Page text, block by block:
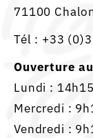
71100
Tél : +33
Ouverture
Lundi :
Mercredi :
Vendredi :